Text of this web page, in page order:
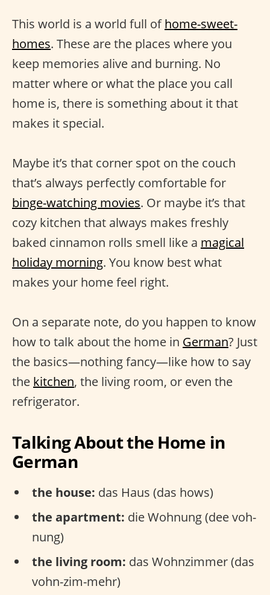
This world is a world full ofhome-sweet-
homes. These are the places where you
keep memories alive and burning. No
matter where or what the place you call
home is, there is something about it that
makes it special.
Maybe it’s that corner spot on the couch
that’s always perfectly comfortable for
binge-watching movies. Or maybe it’s that
cozy kitchen that always makes freshly
baked cinnamon rolls smell like a magical
holiday morning. You know best what
makes your home feel right.
On a separate note, do you happen to know
how to talk about the home in German? Just
the basics—nothing fancy—like how to say
the kitchen, the living room, or even the
refrigerator.
Talking About the Home in
German
the house: das Haus (das hows)
the apartment: die Wohnung (dee voh-
nung)
the living room: das Wohnzimmer (das
vohn-zim-mehr)